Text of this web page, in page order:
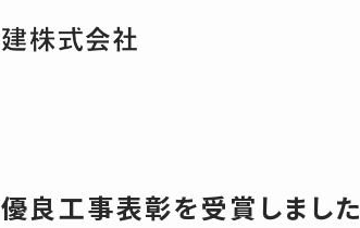
優良工事表彰を受賞しました